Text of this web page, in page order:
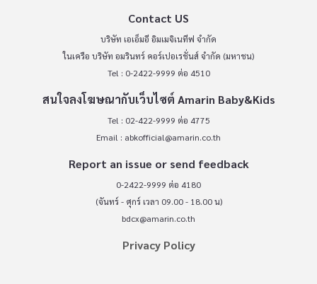
Contact US
บริษัท เอเอ็มอี อิมเมจิเนทีฟ จำกัด
ในเครือ บริษัท อมรินทร์ คอร์เปอเรชั่นส์ จำกัด (มหาชน)
Tel : 0-2422-9999 ต่อ 4510
สนใจลงโฆษณากับเว็บไซต์ Amarin Baby&Kids
Tel : 02-422-9999 ต่อ 4775
Email : abkofficial@amarin.co.th
Report an issue or send feedback
0-2422-9999 ต่อ 4180
(จันทร์ - ศุกร์ เวลา 09.00 - 18.00 น)
bdcx@amarin.co.th
Privacy Policy